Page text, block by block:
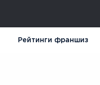
Рейтинги франшиз